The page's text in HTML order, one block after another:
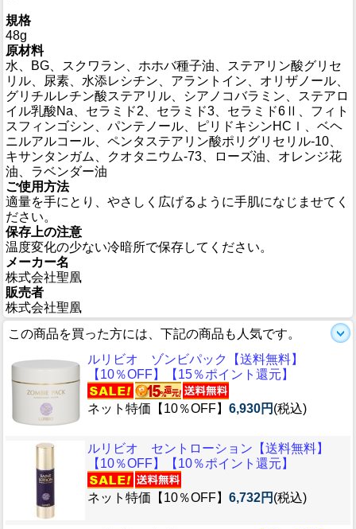
規格
48g
原材料
水、BG、スクワラン、ホホバ種子油、ステアリン酸グリセ
リル、尿素、水添レシチン、アラントイン、オリザノール、
グリチルレチン酸ステアリル、シアノコバラミン、ステアロ
イル乳酸Na、セラミド2、セラミド3、セラミド6Ⅱ、フィト
スフィンゴシン、パンテノール、ピリドキシンHCｌ、ベヘ
ニルアルコール、ペンタステアリン酸ポリグリセリル-10、
キサンタンガム、クオタニウム-73、ローズ油、オレンジ花
油、ラベンダー油
ご使用方法
適量を手にとり、やさしく広げるように手肌になじませてく
ださい。
保存上の注意
温度変化の少ない冷暗所で保存してください。
メーカー名
株式会社聖凰
販売者
株式会社聖凰
この商品を買った方には、下記の商品も人気です。
ルリビオ ゾンビパック【送料無料】
【10％OFF】【15％ポイント還元】
ネット特価【10％OFF】 6,930円 (税込)
ルリビオ セントローション【送料無料】
【10％OFF】【10％ポイント還元】
ネット特価【10％OFF】 6,732円 (税込)